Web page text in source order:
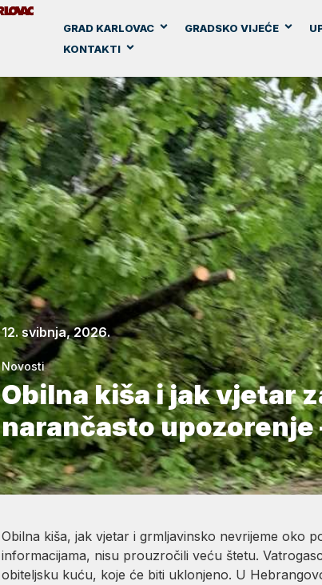
GRAD KARLOVAC GRADSKO VIJEĆE
KONTAKTI
12. svibnja, 2026.
Novosti
Obilna kiša i jak vjetar
narančasto upozorenje
Obilna kiša, jak vjetar i grmljavinsko nevrijeme oko
informacijama, nisu prouzročili veću štetu.
obiteljsku kuću, koje će biti uklonjeno. U